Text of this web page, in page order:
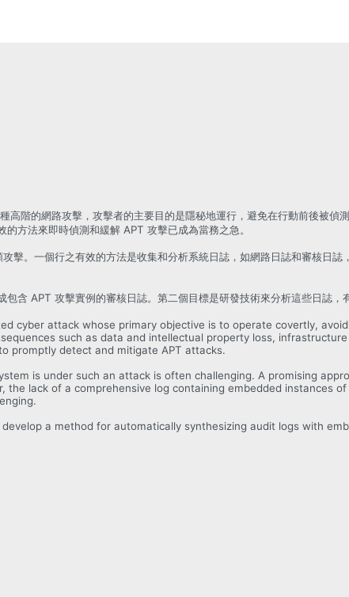
階的網路攻擊，攻擊者的主要目的是隱秘地運行，避免在行動前後被偵
方法來即時偵測和緩解 APT 攻擊已成為當務之急。
擊。一個行之有效的方法是收集和分析系統日誌，如網路日誌和審核日
含 APT 攻擊實例的審核日誌。第二個目標是研發技術來分析這些日誌，
cyber attack whose primary objective is to operate covertly,
such as data and intellectual property loss,
promptly detect and mitigate APT attacks.
is under such an attack is often challenging. A promising
lack of a comprehensive log containing embedded instances
a method for automatically synthesizing audit logs with